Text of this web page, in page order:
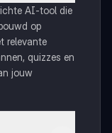
AI-tool die
op
relevante
quizzes en
jouw